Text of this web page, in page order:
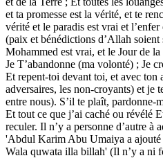
et ta promesse est la vérité, et te
vérité et le paradis est vrai et
(paix et bénédictions d’Allah
Mohammed est vrai, et le Jour de
Je T’abandonne (ma volonté) ; Je
Et repent-toi devant toi, et avec ton
adversaires, les non-croyants) et je
entre nous). S’il te plaît, pardonne-
Et tout ce que j’ai caché ou révélé
reculer. Il n’y a personne d’autre à
'Abdul Karim Abu Umaiya a ajouté
Wala quwata illa billah' (Il n’y a ni